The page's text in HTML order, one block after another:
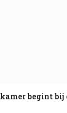
begint